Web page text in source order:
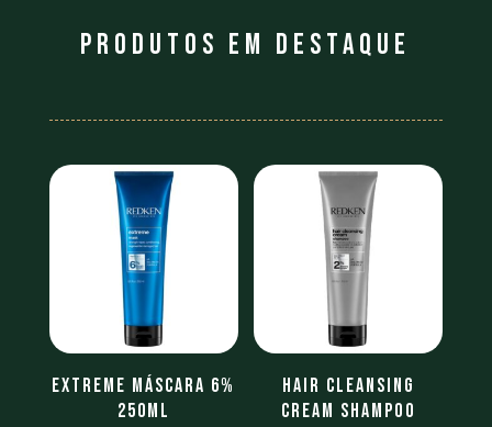
Produtos em destaque
Extreme Máscara 6%
250ML
Hair Cleansing
Cream Shampoo